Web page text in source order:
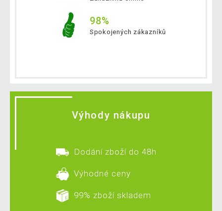
98%
Spokojených zákazníků
Výhody nákupu
Dodání zboží do 48h
Výhodné ceny
99% zboží skladem